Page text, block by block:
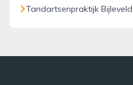
Tandartsenpraktijk